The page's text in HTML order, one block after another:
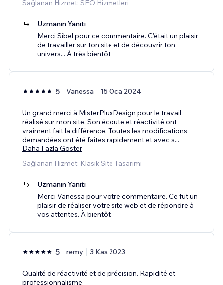
Sağlanan Hizmet: SEO Hizmetleri
Uzmanın Yanıtı
Merci Sibel pour ce commentaire. C'était un plaisir
de travailler sur ton site et de découvrir ton
univers... À très bientôt.
5 Vanessa 15 Oca 2024
Un grand merci à MisterPlusDesign pour le travail
réalisé sur mon site. Son écoute et réactivité ont
vraiment fait la différence. Toutes les modifications
demandées ont été faites rapidement et avec s...
Daha Fazla Göster
Sağlanan Hizmet: Klasik Site Tasarımı
Uzmanın Yanıtı
Merci Vanessa pour votre commentaire. Ce fut un
plaisir de réaliser votre site web et de répondre à
vos attentes. À bientôt
5 remy 3 Kas 2023
Qualité de réactivité et de précision. Rapidité et
professionnalisme